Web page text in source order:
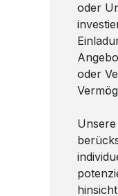
oder
oder